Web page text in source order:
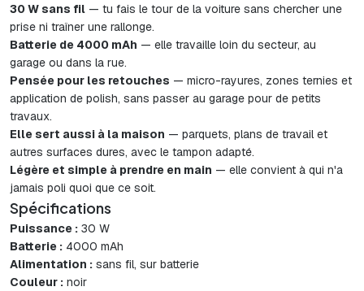
30 W sans fil — tu fais le tour de la voiture sans chercher une
prise ni traîner une rallonge.
Batterie de 4000 mAh — elle travaille loin du secteur, au
garage ou dans la rue.
Pensée pour les retouches — micro-rayures, zones ternies et
application de polish, sans passer au garage pour de petits
travaux.
Elle sert aussi à la maison — parquets, plans de travail et
autres surfaces dures, avec le tampon adapté.
Légère et simple à prendre en main — elle convient à qui n'a
jamais poli quoi que ce soit.
Spécifications
Puissance : 30 W
Batterie : 4000 mAh
Alimentation : sans fil, sur batterie
Couleur : noir